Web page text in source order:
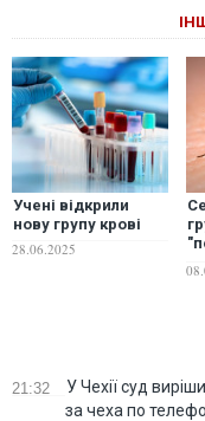
Учені відкрили
нову групу крові
28.06.2025
21:32
У Чехії суд
за чеха по